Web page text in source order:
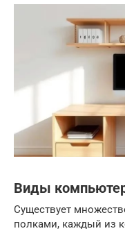
Виды
Существует
полками, каждый из